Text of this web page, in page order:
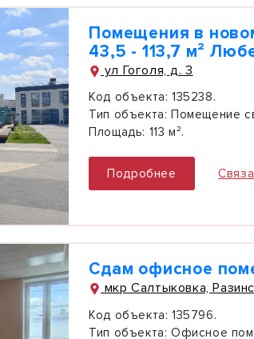
Помещения в
43,5 - 113,7 м²
ул Гоголя, д. 3
Код объекта: 135238.
Тип объекта: Помещение
Площадь: 113 м².
Подробнее
Сдам офисное
мкр Салтыковка,
Код объекта: 135796.
Тип объекта: Офисное